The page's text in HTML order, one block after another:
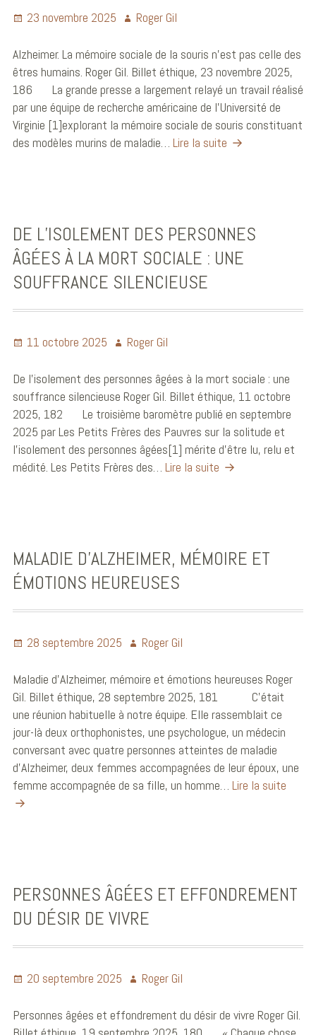
23 novembre 2025 Roger Gil
Alzheimer. La mémoire sociale de la souris n’est pas celle des
êtres humains. Roger Gil. Billet éthique, 23 novembre 2025,
186 La grande presse a largement relayé un travail réalisé
par une équipe de recherche américaine de l’Université de
Virginie [1]explorant la mémoire sociale de souris constituant
des modèles murins de maladie… Lire la suite
DE L’ISOLEMENT DES PERSONNES
ÂGÉES À LA MORT SOCIALE : UNE
SOUFFRANCE SILENCIEUSE
11 octobre 2025 Roger Gil
De l’isolement des personnes âgées à la mort sociale : une
souffrance silencieuse Roger Gil. Billet éthique, 11 octobre
2025, 182 Le troisième baromètre publié en septembre
2025 par Les Petits Frères des Pauvres sur la solitude et
l’isolement des personnes âgées[1] mérite d’être lu, relu et
médité. Les Petits Frères des… Lire la suite
MALADIE D’ALZHEIMER, MÉMOIRE ET
ÉMOTIONS HEUREUSES
28 septembre 2025 Roger Gil
Maladie d’Alzheimer, mémoire et émotions heureuses Roger
Gil. Billet éthique, 28 septembre 2025, 181 C’était
une réunion habituelle à notre équipe. Elle rassemblait ce
jour-là deux orthophonistes, une psychologue, un médecin
conversant avec quatre personnes atteintes de maladie
d’Alzheimer, deux femmes accompagnées de leur époux, une
femme accompagnée de sa fille, un homme… Lire la suite
PERSONNES ÂGÉES ET EFFONDREMENT
DU DÉSIR DE VIVRE
20 septembre 2025 Roger Gil
Personnes âgées et effondrement du désir de vivre Roger Gil.